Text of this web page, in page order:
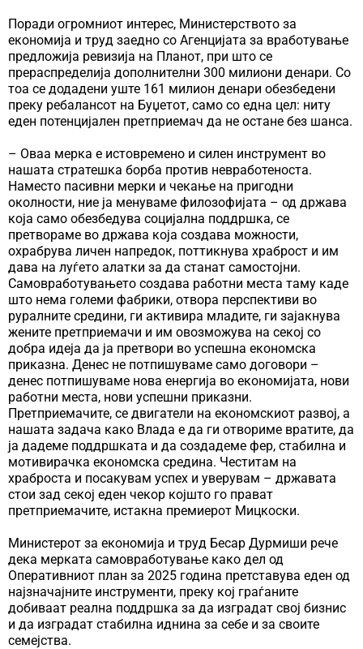
Поради огромниот интерес, Министерството за
економија и труд заедно со Агенцијата за вработување
предложија ревизија на Планот, при што се
прераспределија дополнителни 300 милиони денари. Со
тоа се додадени уште 161 милион денари обезбедени
преку ребалансот на Буџетот, само со една цел: ниту
еден потенцијален претприемач да не остане без шанса.
– Оваа мерка е истовремено и силен инструмент во
нашата стратешка борба против невработеноста.
Наместо пасивни мерки и чекање на пригодни
околности, ние ја менуваме филозофијата – од држава
која само обезбедува социјална поддршка, се
претвораме во држава која создава можности,
охрабрува личен напредок, поттикнува храброст и им
дава на луѓето алатки за да станат самостојни.
Самовработувањето создава работни места таму каде
што нема големи фабрики, отвора перспективи во
руралните средини, ги активира младите, ги зајакнува
жените претприемачи и им овозможува на секој со
добра идеја да ја претвори во успешна економска
приказна. Денес не потпишуваме само договори –
денес потпишуваме нова енергија во економијата, нови
работни места, нови успешни приказни.
Претприемачите, се двигатели на економскиот развој, а
нашата задача како Влада е да ги отвориме вратите, да
ја дадеме поддршката и да создадеме фер, стабилна и
мотивирачка економска средина. Честитам на
храброста и посакувам успех и уверувам – државата
стои зад секој еден чекор којшто го прават
претприемачите, истакна премиерот Мицкоски.
Министерот за економија и труд Бесар Дурмиши рече
дека мерката самовработување како дел од
Оперативниот план за 2025 година претставува еден од
најзначајните инструменти, преку кој граѓаните
добиваат реална поддршка за да изградат свој бизнис
и да изградат стабилна иднина за себе и за своите
семејства.